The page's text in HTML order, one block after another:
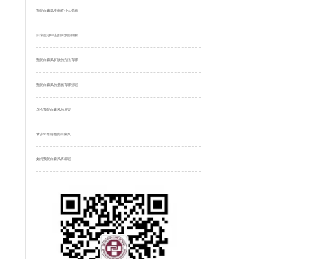
预防白癜风疾病有什么措施
日常生活中该如何预防白癜
预防白癜风扩散的方法有哪
预防白癜风的措施有哪些呢
怎么预防白癜风的危害
青少年如何预防白癜风
如何预防白癜风再发呢